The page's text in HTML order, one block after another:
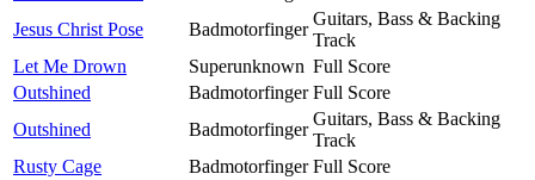
Jesus Christ Pose
Badmotorfinger
Guitars, Bass & Backing
Track
Let Me Drown
Superunknown Full Score
Outshined
Badmotorfinger Full Score
Outshined
Badmotorfinger
Guitars, Bass & Backing
Track
Rusty Cage
Badmotorfinger Full Score